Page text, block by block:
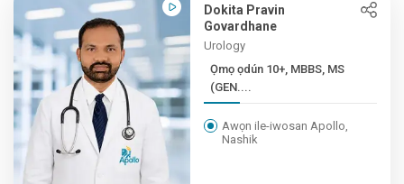
Dokita Pravin
Govardhane
Urology
Ọmọ ọdún 10+, MBBS, MS
(GEN....
Awọn ile-iwosan Apollo,
Nashik